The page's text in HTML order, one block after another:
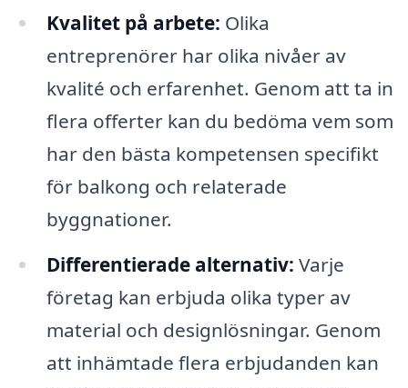
Kvalitet på arbete: Olika
entreprenörer har olika nivåer av
kvalité och erfarenhet. Genom att ta in
flera offerter kan du bedöma vem som
har den bästa kompetensen specifikt
för balkong och relaterade
byggnationer.
Differentierade alternativ: Varje
företag kan erbjuda olika typer av
material och designlösningar. Genom
att inhämtade flera erbjudanden kan